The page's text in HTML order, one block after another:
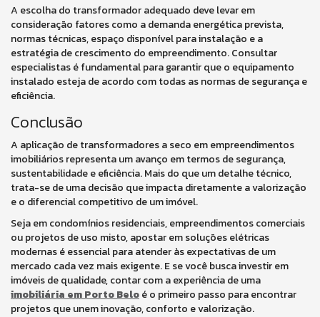
A escolha do transformador adequado deve levar em
consideração fatores como a demanda energética prevista,
normas técnicas, espaço disponível para instalação e a
estratégia de crescimento do empreendimento. Consultar
especialistas é fundamental para garantir que o equipamento
instalado esteja de acordo com todas as normas de segurança e
eficiência.
Conclusão
A aplicação de transformadores a seco em empreendimentos
imobiliários representa um avanço em termos de segurança,
sustentabilidade e eficiência. Mais do que um detalhe técnico,
trata-se de uma decisão que impacta diretamente a valorização
e o diferencial competitivo de um imóvel.
Seja em condomínios residenciais, empreendimentos comerciais
ou projetos de uso misto, apostar em soluções elétricas
modernas é essencial para atender às expectativas de um
mercado cada vez mais exigente. E se você busca investir em
imóveis de qualidade, contar com a experiência de uma
imobiliária em Porto Beloé o primeiro passo para encontrar
projetos que unem inovação, conforto e valorização.